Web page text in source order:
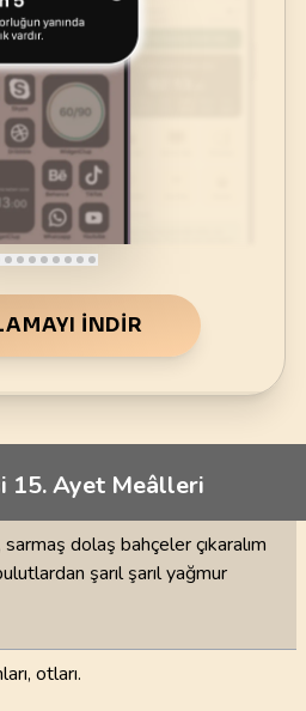
İNDIR
15. Ayet Meâlleri
dolaş bahçeler çıkaralım
şarıl şarıl yağmur
otları.